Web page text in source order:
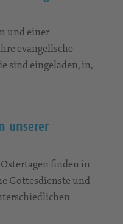
und einer
evangelische
sind eingeladen, in,
unserer
finden in
Gottesdienste und